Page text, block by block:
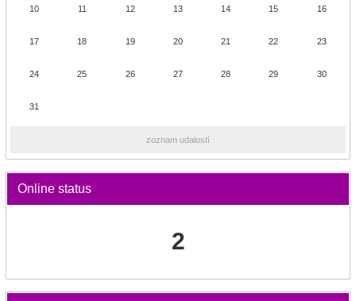
10 11 12 13 14 15 16
17 18 19 20 21 22 23
24 25 26 27 28 29 30
31
zoznam udalostí
Online status
2